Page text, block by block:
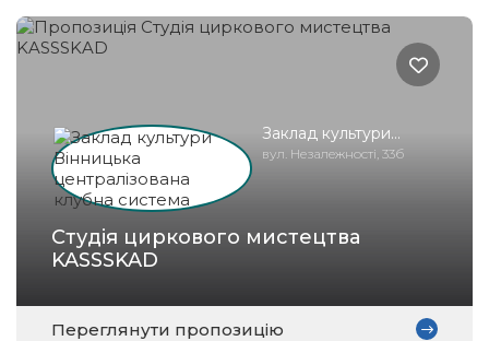
Заклад культури
Вінницька
вул. Незалежності, 33б
Студія циркового мистецтва
KASSSKAD
Переглянути пропозицію